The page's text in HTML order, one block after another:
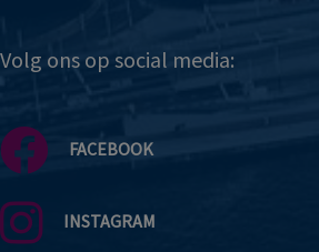
Volg ons op social media:
FACEBOOK
INSTAGRAM